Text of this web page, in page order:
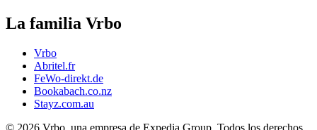
La familia Vrbo
Vrbo
Abritel.fr
FeWo-direkt.de
Bookabach.co.nz
Stayz.com.au
© 2026 Vrbo, una empresa de Expedia Group. Todos los derechos